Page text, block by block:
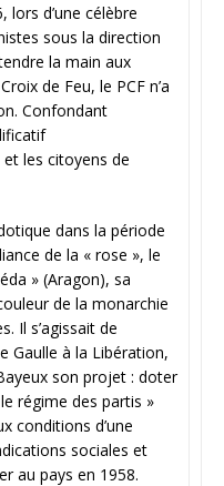
lors d’une célèbre
sous la direction
la main aux
de Feu, le PCF n’a
Confondant
et les citoyens de
dans la période
de la « rose », le
» (Aragon), sa
de la monarchie
Il s’agissait de
Gaulle à la Libération,
son projet : doter
régime des partis »
conditions d’une
sociales et
au pays en 1958.